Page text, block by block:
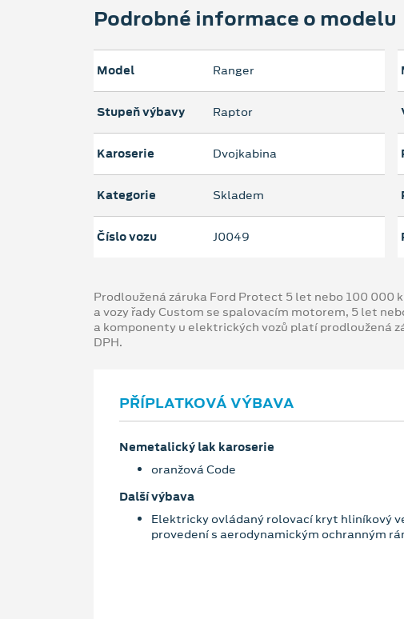
Podrobné informace o modelu
Model Ranger
Stupeň výbavy Raptor
Karoserie Dvojkabina
Kategorie Skladem
Číslo vozu J0049
Prodloužená záruka Ford Protect 5 let nebo 100 000
a vozy řady Custom se spalovacím motorem, 5 let
a komponenty u elektrických vozů platí prodloužená
DPH.
PŘÍPLATKOVÁ VÝBAVA
Nemetalický lak karoserie
oranžová Code
Další výbava
Elektricky ovládaný rolovací kryt hliníkový
provedení s aerodynamickým ochranným